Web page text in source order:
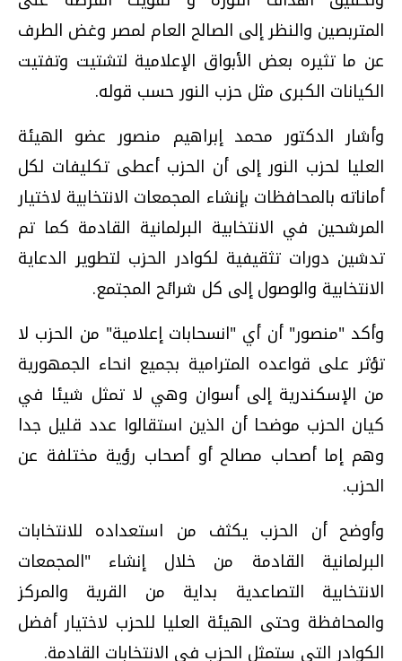
المتربصين والنظر إلى الصالح العام لمصر وغض الطرف
عن ما تثيره بعض الأبواق الإعلامية لتشتيت وتفتيت
الكيانات الكبرى مثل حزب النور حسب قوله.
وأشار الدكتور محمد إبراهيم منصور عضو الهيئة
العليا لحزب النور إلى أن الحزب أعطى تكليفات لكل
أماناته بالمحافظات بإنشاء المجمعات الانتخابية لاختيار
المرشحين في الانتخابية البرلمانية القادمة كما تم
تدشين دورات تثقيفية لكوادر الحزب لتطوير الدعاية
الانتخابية والوصول إلى كل شرائح المجتمع.
وأكد "منصور" أن أي "انسحابات إعلامية" من الحزب لا
تؤثر على قواعده المترامية بجميع انحاء الجمهورية
من الإسكندرية إلى أسوان وهي لا تمثل شيئا في
كيان الحزب موضحا أن الذين استقالوا عدد قليل جدا
وهم إما أصحاب مصالح أو أصحاب رؤية مختلفة عن
الحزب.
وأوضح أن الحزب يكثف من استعداده للانتخابات
البرلمانية القادمة من خلال إنشاء "المجمعات
الانتخابية التصاعدية بداية من القرية والمركز
والمحافظة وحتى الهيئة العليا للحزب لاختيار أفضل
الكوادر التى ستمثل الحزب فى الانتخابات القادمة.